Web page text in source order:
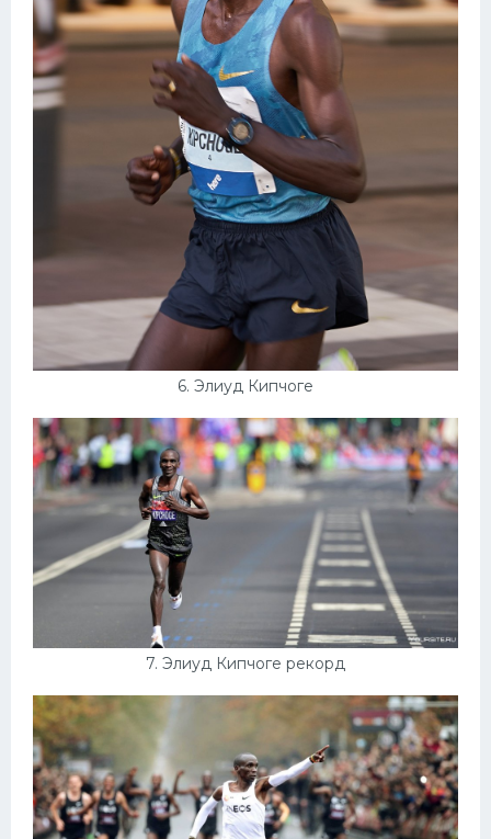
6. Элиуд Кипчоге
7. Элиуд Кипчоге рекорд